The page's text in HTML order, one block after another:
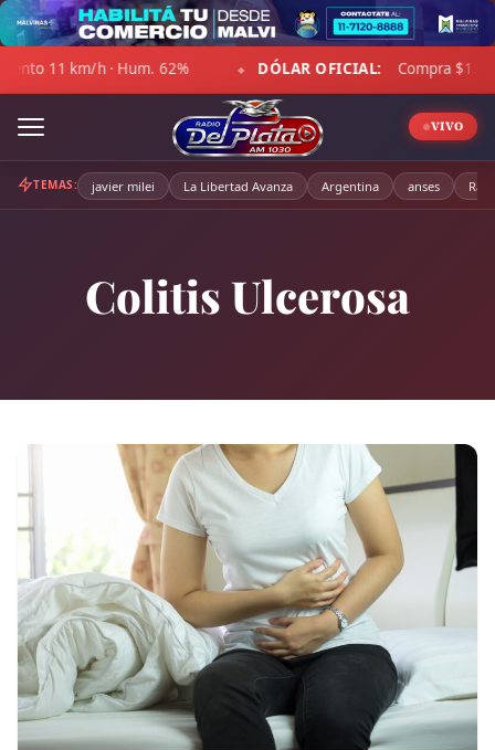
Skip
to
content
◆ DÓLAR OFICIAL: Compra $1.469,00 · Venta $1.520,00
VIVO
TEMAS: javier milei La Libertad Avanza Argentina anses
Colitis Ulcerosa